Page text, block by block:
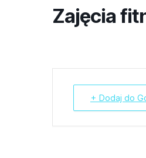
Zajęcia
+ Dodaj do